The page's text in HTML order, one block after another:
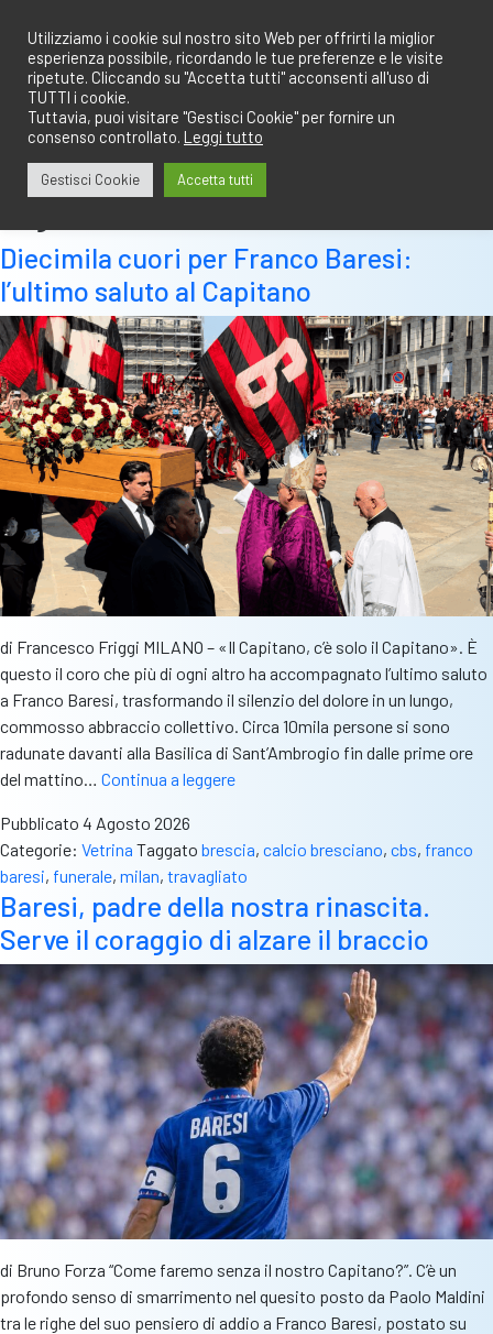
contenuto
Diecimila cuori per Franco Baresi:
l’ultimo saluto al Capitano
di Francesco Friggi MILANO – «Il Capitano, c’è solo il Capitano». È
questo il coro che più di ogni altro ha accompagnato l’ultimo saluto
a Franco Baresi, trasformando il silenzio del dolore in un lungo,
commosso abbraccio collettivo. Circa 10mila persone si sono
radunate davanti alla Basilica di Sant’Ambrogio fin dalle prime ore
del mattino… Continua a leggereDiecimila
Franco
Baresi:
l’ultimo
saluto
al
Capitano
Pubblicato 4 Agosto 2026
Categorie: Vetrina Taggato brescia, calcio bresciano, cbs, franco
baresi, funerale, milan, travagliato
Baresi, padre della nostra rinascita.
Serve il coraggio di alzare il braccio
di Bruno Forza “Come faremo senza il nostro Capitano?”. C’è un
profondo senso di smarrimento nel quesito posto da Paolo Maldini
tra le righe del suo pensiero di addio a Franco Baresi, postato su
Utilizziamo i cookie sul nostro sito Web per offrirti la miglior
esperienza possibile, ricordando le tue preferenze e le visite
ripetute. Cliccando su "Accetta tutti" acconsenti all'uso di
TUTTI i cookie.
Tuttavia, puoi visitare "Gestisci Cookie" per fornire un
consenso controllato. Leggi tutto
Gestisci Cookie Accetta tutti